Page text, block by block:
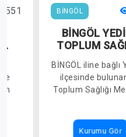
551 BİNGÖL
BİNGÖL
TOPLUM
BİNGÖL iline bağlı
ilçesinde
Toplum Sağlığı
Kurumu Gör